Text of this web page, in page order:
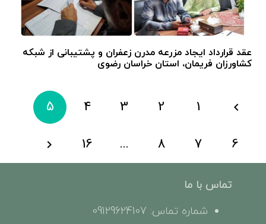
عقد قرارداد ایجاد مزرعه مدرن زعفران و پشتیبانی از شبکه
کشاورزان فریمان، استان خراسان رضوی
1
2
3
4
5
6
7
8
…
16
تماس با ما
شماره تماس: 09129624107